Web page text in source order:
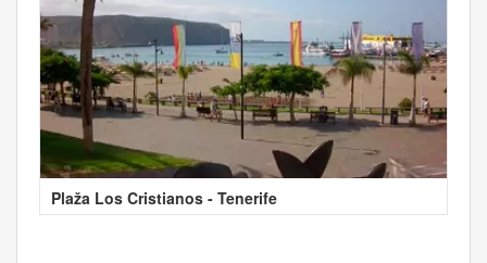
Plaža Los Cristianos - Tenerife